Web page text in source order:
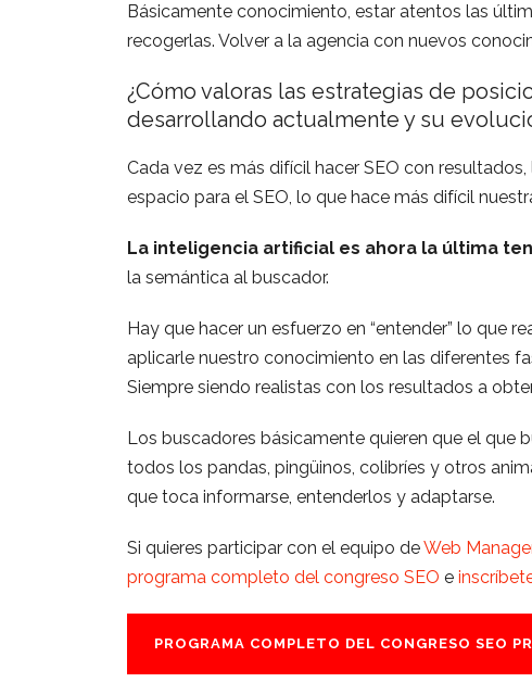
Básicamente conocimiento, estar atentos las
recogerlas. Volver a la agencia con nuevos
¿Cómo valoras las estrategias de
desarrollando actualmente y su
Cada vez es más difícil hacer SEO con
espacio para el SEO, lo que hace más difícil
La inteligencia artificial es ahora la última
la semántica al buscador.
Hay que hacer un esfuerzo en “entender” lo que
aplicarle nuestro conocimiento en las diferentes
Siempre siendo realistas con los resultados a
Los buscadores básicamente quieren que el que
todos los pandas, pingüinos, colibríes y otros
que toca informarse, entenderlos y adaptarse.
Si quieres participar con el equipo deWeb
programa completo del congreso SEO e
PROGRAMA COMPLETO DEL CONGRESO SEO